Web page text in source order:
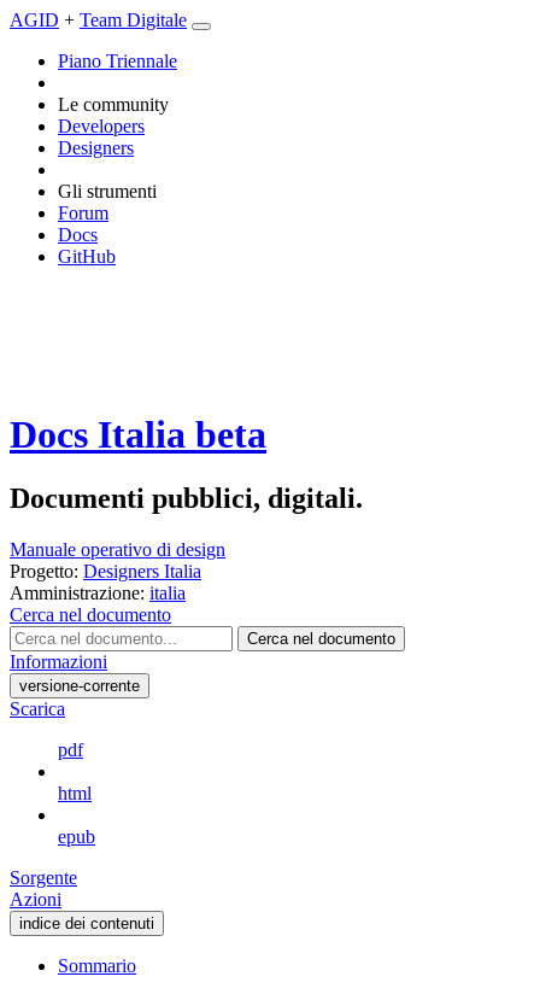
AGID + Team Digitale
Piano Triennale
Le community
Developers
Designers
Gli strumenti
Forum
Docs
GitHub
Docs Italia beta
Documenti pubblici, digitali.
Manuale operativo di design
Progetto: Designers Italia
Amministrazione: italia
Cerca nel documento
Cerca nel documento
Informazioni
versione-corrente
Scarica
pdf
html
epub
Sorgente
Azioni
indice dei contenuti
Sommario